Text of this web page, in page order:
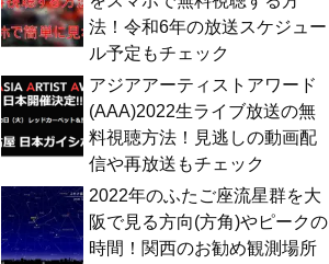
法！令和6年の放送スケジュー
ル予定もチェック
アジアアーティストアワード
(AAA)2022生ライブ放送の無
料視聴方法！見逃しの動画配
信や再放送もチェック
2022年のふたご座流星群を大
阪で見る方向(方角)やピークの
時間！関西のお勧め観測場所